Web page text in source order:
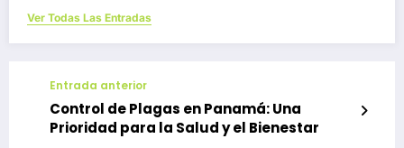
Ver Todas Las Entradas
Entrada anterior
Control de Plagas en Panamá: Una
Prioridad para la Salud y el Bienestar